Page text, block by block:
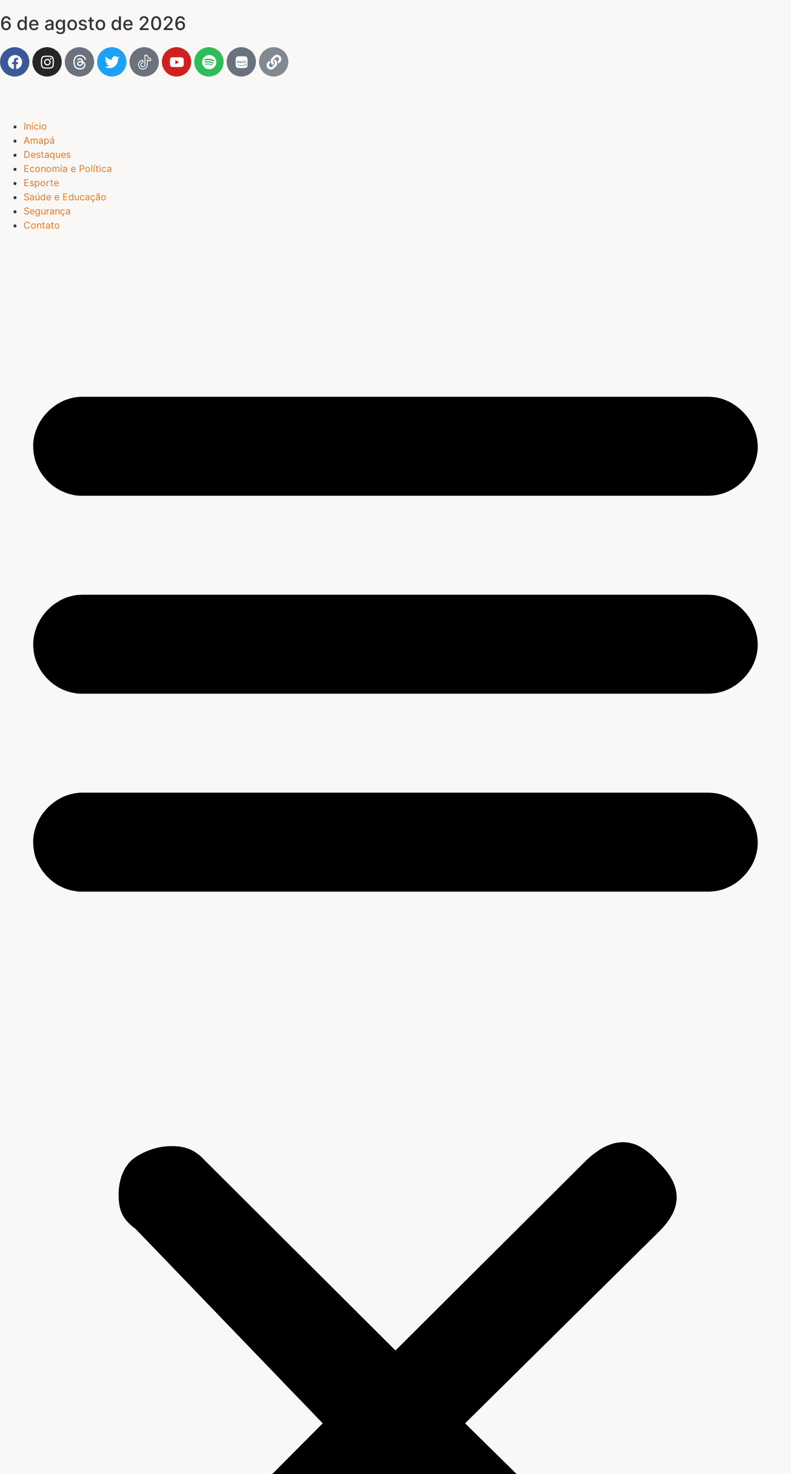
6 de agosto de 2026
Início
Amapá
Destaques
Economia e Política
Esporte
Saúde e Educação
Segurança
Contato